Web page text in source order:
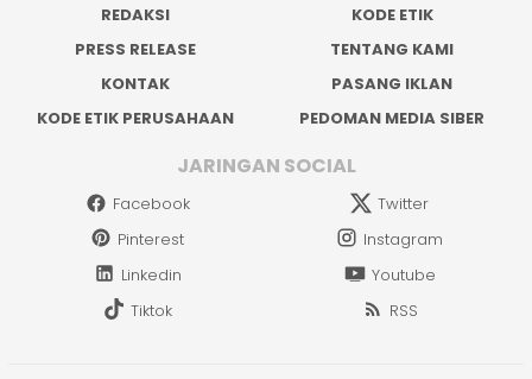
REDAKSI
KODE ETIK
PRESS RELEASE
TENTANG KAMI
KONTAK
PASANG IKLAN
KODE ETIK PERUSAHAAN
PEDOMAN MEDIA SIBER
JARINGAN SOCIAL
Facebook
Twitter
Pinterest
Instagram
Linkedin
Youtube
Tiktok
RSS